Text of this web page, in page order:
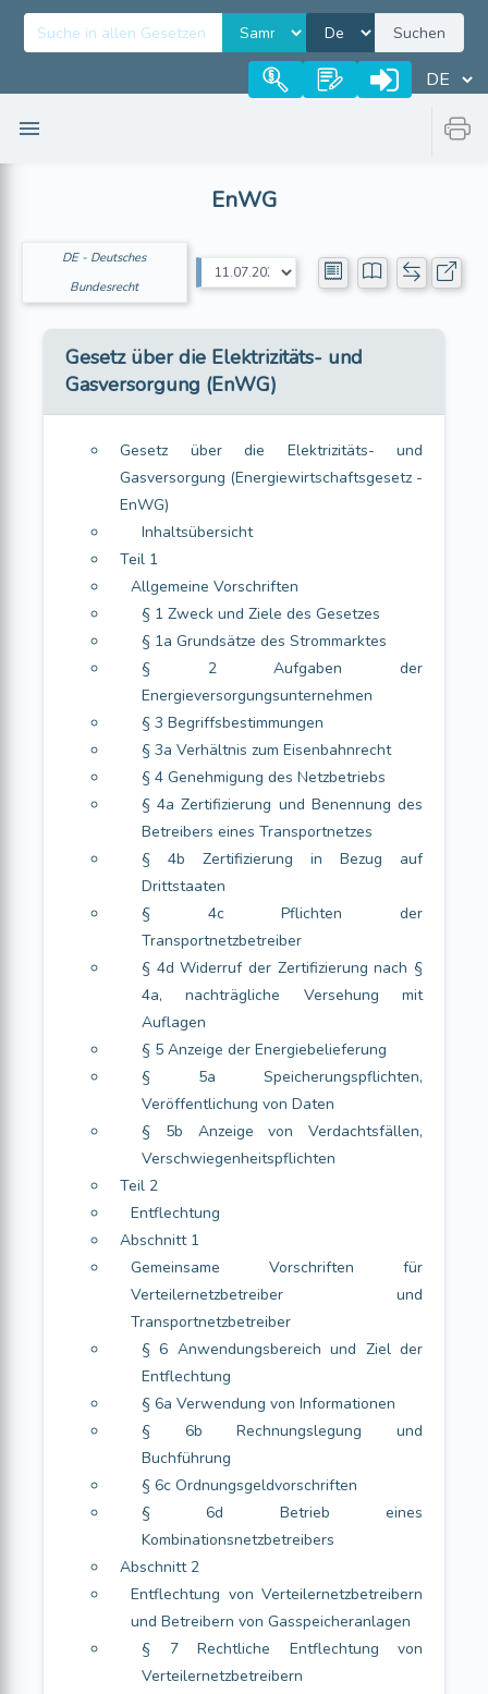
Suchen
EnWG
DE - Deutsches
Bundesrecht
Gesetz über die Elektrizitäts- und
Gasversorgung (EnWG)
Gesetz über die Elektrizitäts- und
Gasversorgung (Energiewirtschaftsgesetz -
EnWG)
Inhaltsübersicht
Teil 1
Allgemeine Vorschriften
§ 1 Zweck und Ziele des Gesetzes
§ 1a Grundsätze des Strommarktes
§ 2 Aufgaben der
Energieversorgungsunternehmen
§ 3 Begriffsbestimmungen
§ 3a Verhältnis zum Eisenbahnrecht
§ 4 Genehmigung des Netzbetriebs
§ 4a Zertifizierung und Benennung des
Betreibers eines Transportnetzes
§ 4b Zertifizierung in Bezug auf
Drittstaaten
§ 4c Pflichten der
Transportnetzbetreiber
§ 4d Widerruf der Zertifizierung nach §
4a, nachträgliche Versehung mit
Auflagen
§ 5 Anzeige der Energiebelieferung
§ 5a Speicherungspflichten,
Veröffentlichung von Daten
§ 5b Anzeige von Verdachtsfällen,
Verschwiegenheitspflichten
Teil 2
Entflechtung
Abschnitt 1
Gemeinsame Vorschriften für
Verteilernetzbetreiber und
Transportnetzbetreiber
§ 6 Anwendungsbereich und Ziel der
Entflechtung
§ 6a Verwendung von Informationen
§ 6b Rechnungslegung und
Buchführung
§ 6c Ordnungsgeldvorschriften
§ 6d Betrieb eines
Kombinationsnetzbetreibers
Abschnitt 2
Entflechtung von Verteilernetzbetreibern
und Betreibern von Gasspeicheranlagen
§ 7 Rechtliche Entflechtung von
Verteilernetzbetreibern